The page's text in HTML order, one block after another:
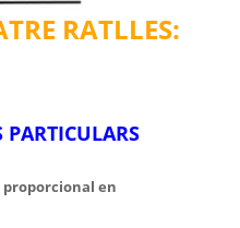
RATLLES:
PARTICULARS
en